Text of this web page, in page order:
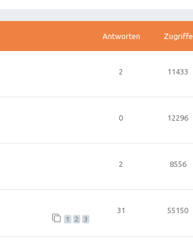
Antworten Zugriffe
2 11433
0 12296
2 8556
1 2 3
31 55150